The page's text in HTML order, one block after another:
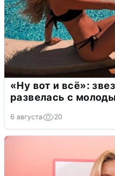
«Ну вот и всё»:
развелась с
6 августа 20